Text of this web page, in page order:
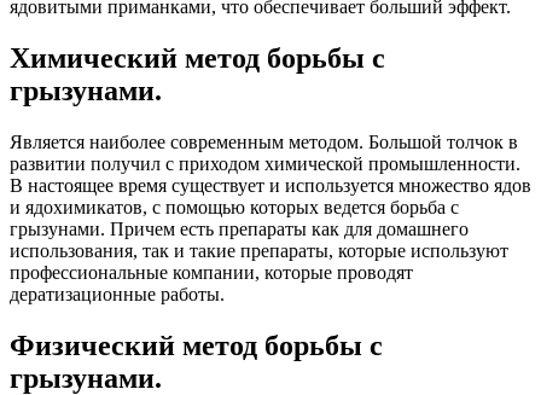
ядовитыми приманками, что обеспечивает больший эффект.
Химический метод борьбы с
грызунами.
Является наиболее современным методом. Большой толчок в
развитии получил с приходом химической промышленности.
В настоящее время существует и используется множество ядов
и ядохимикатов, с помощью которых ведется борьба с
грызунами. Причем есть препараты как для домашнего
использования, так и такие препараты, которые используют
профессиональные компании, которые проводят
дератизационные работы.
Физический метод борьбы с
грызунами.